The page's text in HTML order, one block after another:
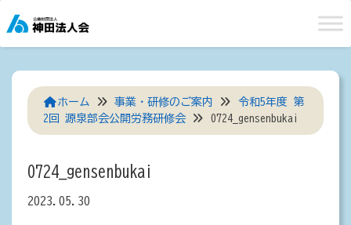
to
content
ホーム 事業・研修のご案内
令和5年度 第
2回 源泉部会公開労務研修会
0724_gensenbukai
0724_gensenbukai
2023.05.30